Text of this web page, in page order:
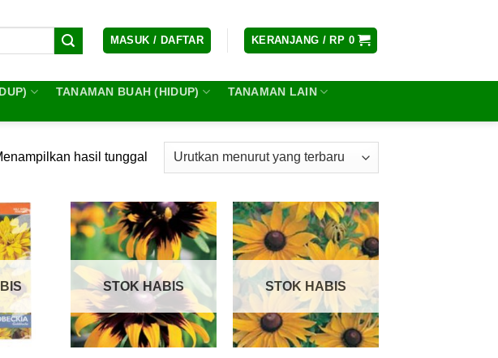
MASUK / DAFTAR KERANJANG / RP 0
TANAMAN BUAH (HIDUP)
TANAMAN LAIN
hasil tunggal
STOK HABIS STOK HABIS